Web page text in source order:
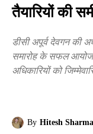
तैयारियों की
डीसी अपूर्व देवगन की
समारोह के सफल
अधिकारियों को
By Hitesh Sharma